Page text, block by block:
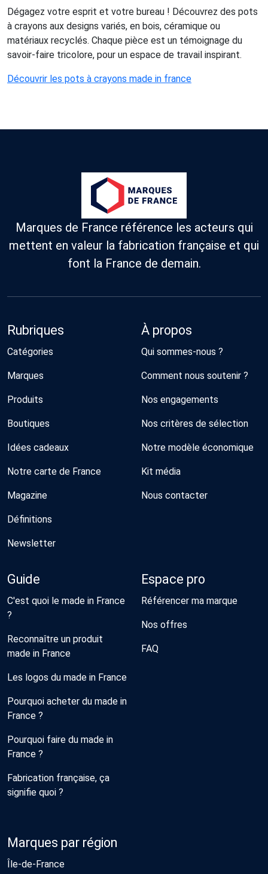
Dégagez votre esprit et votre bureau ! Découvrez des pots
à crayons aux designs variés, en bois, céramique ou
matériaux recyclés. Chaque pièce est un témoignage du
savoir-faire tricolore, pour un espace de travail inspirant.
Découvrir les pots à crayons made in france
Marques de France référence les acteurs qui
mettent en valeur la fabrication française et qui
font la France de demain.
Rubriques
Catégories
Marques
Produits
Boutiques
Idées cadeaux
Notre carte de France
Magazine
Définitions
Newsletter
À propos
Qui sommes-nous ?
Comment nous soutenir ?
Nos engagements
Nos critères de sélection
Notre modèle économique
Kit média
Nous contacter
Guide
C'est quoi le made in France
?
Reconnaître un produit
made in France
Les logos du made in France
Pourquoi acheter du made in
France ?
Pourquoi faire du made in
France ?
Fabrication française, ça
signifie quoi ?
Espace pro
Référencer ma marque
Nos offres
FAQ
Marques par région
Île-de-France